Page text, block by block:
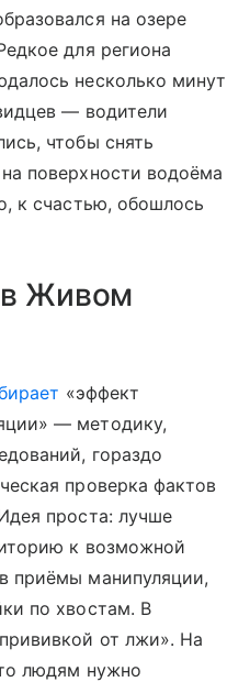
на озере
для региона
несколько минут
— водители
чтобы снять
поверхности водоёма
к счастью, обошлось
Живом
«эффект
— методику,
гораздо
проверка фактов
проста: лучше
к возможной
приёмы манипуляции,
по хвостам. В
от лжи». На
людям нужно